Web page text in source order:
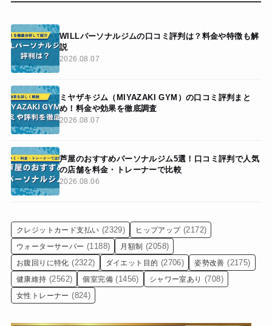
WILLパーソナルジムの口コミ評判は？料金や特徴も解
説
2026.08.07
ミヤザキジム（MIYAZAKI GYM）の口コミ評判まと
め！料金や効果を徹底調査
2026.08.07
芦屋のおすすめパーソナルジム5選！口コミ評判で人気
の店舗を料金・トレーナーで比較
2026.08.06
クレジットカード支払い (2329) ヒップアップ (2172)
ウォーターサーバー (1188) 月額制 (2058)
お腹回りに特化 (2322) ダイエット目的 (2706) 姿勢改善 (2175)
健康維持 (2562) 個室完備 (1456) シャワー室あり (708)
女性トレーナー (824)